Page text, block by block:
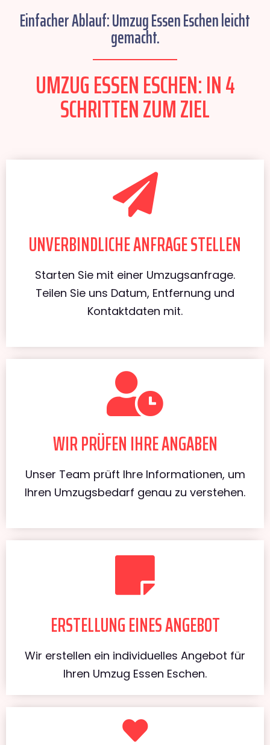
Einfacher Ablauf: Umzug Essen Eschen leicht
gemacht.
UMZUG ESSEN ESCHEN: IN 4
SCHRITTEN ZUM ZIEL
UNVERBINDLICHE ANFRAGE STELLEN
Starten Sie mit einer Umzugsanfrage.
Teilen Sie uns Datum, Entfernung und
Kontaktdaten mit.
WIR PRÜFEN IHRE ANGABEN
Unser Team prüft Ihre Informationen, um
Ihren Umzugsbedarf genau zu verstehen.
ERSTELLUNG EINES ANGEBOT
Wir erstellen ein individuelles Angebot für
Ihren Umzug Essen Eschen.